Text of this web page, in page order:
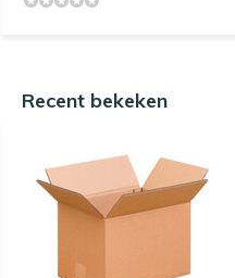
Recent bekeken